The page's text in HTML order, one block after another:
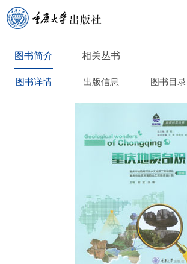
图书简介 相关丛书
图书详情 出版信息 图书目录